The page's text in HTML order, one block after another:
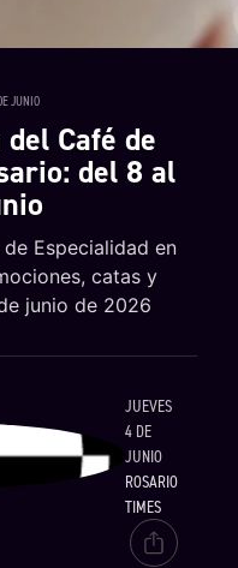
JUNIO
Café de
del 8 al
Especialidad en
catas y
junio de 2026
JUEVES
4 DE
JUNIO
ROSARIO
TIMES